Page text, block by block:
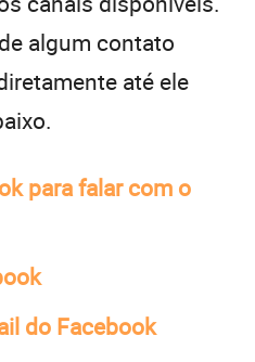
algum contato
até ele
para falar com o
do Facebook